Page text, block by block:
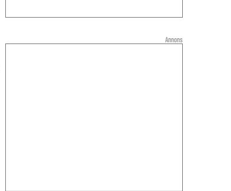
Annons